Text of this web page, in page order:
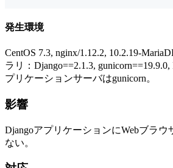
発生環境
CentOS 7.3, nginx/1.12.2, 10.2.19-
ラリ：Django==2.1.3,
プリケーションサーバはgunicorn。
影響
DjangoアプリケーションにWebブラウ
ない。